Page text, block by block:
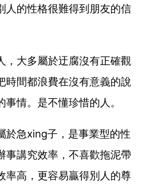
人的性格很難得到朋友的信
，大多屬於迂腐沒有正確觀
時間都浪費在沒有意義的說
情。是不懂珍惜的人。
於急xing子，是事業型的性
事講究效率，不喜歡拖泥帶
率高，更容易贏得別人的尊